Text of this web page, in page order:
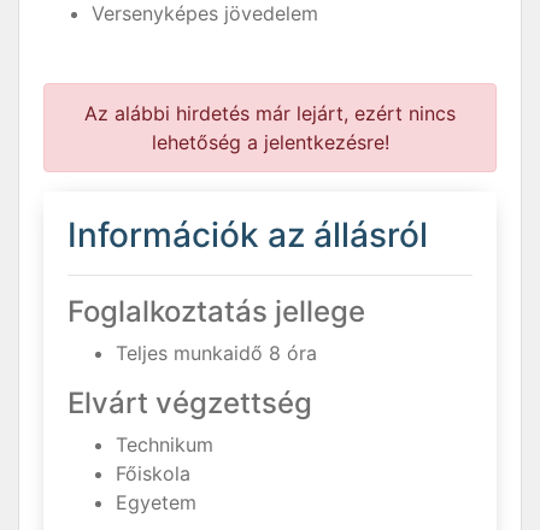
Versenyképes jövedelem
Az alábbi hirdetés már lejárt, ezért nincs
lehetőség a jelentkezésre!
Információk az állásról
Foglalkoztatás jellege
Teljes munkaidő 8 óra
Elvárt végzettség
Technikum
Főiskola
Egyetem